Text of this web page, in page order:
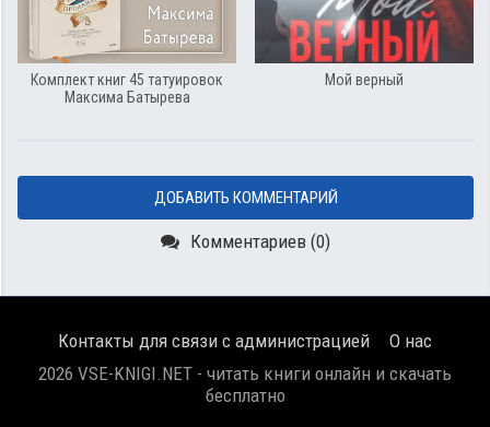
Комплект книг 45 татуировок
Максима Батырева
Мой верный
ДОБАВИТЬ КОММЕНТАРИЙ
Комментариев (0)
Контакты для связи с администрацией
О нас
2026 VSE-KNIGI.NET - читать книги онлайн и скачать
бесплатно